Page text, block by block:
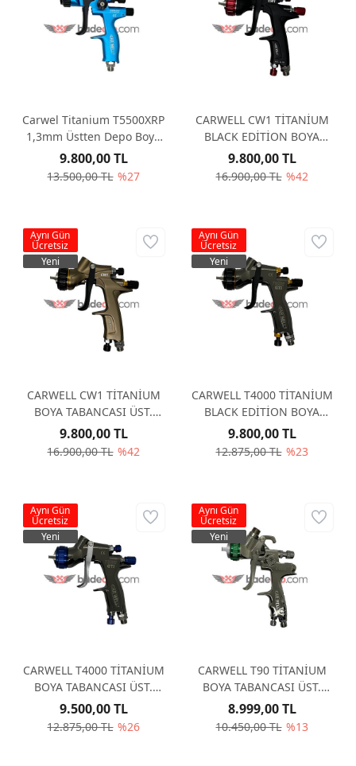
Carwel Titanium T5500XRP
1,3mm Üstten Depo Boya
Tabancası
13.500,00 TL %27
9.800,00 TL
CARWELL CW1 TİTANİUM
BLACK EDİTİON BOYA
TABANCASI ÜST. DEPO XRP
1,3 MM
16.900,00 TL %42
9.800,00 TL
CARWELL CW1 TİTANİUM
BOYA TABANCASI ÜST.
DEPO XRP 1,3 MM
16.900,00 TL %42
9.800,00 TL
Aynı Gün
Ücretsiz
Yeni
CARWELL T4000 TİTANİUM
BLACK EDİTİON BOYA
TABANCASI ÜST. DEPO HTE
1,3 MM
12.875,00 TL %23
9.800,00 TL
Aynı Gün
Ücretsiz
Yeni
CARWELL T4000 TİTANİUM
BOYA TABANCASI ÜST.
DEPO HTE 1,3 MM
12.875,00 TL %26
9.500,00 TL
Aynı Gün
Ücretsiz
Yeni
CARWELL T90 TİTANİUM
BOYA TABANCASI ÜST.
DEPO HVLP 1,3 MM
10.450,00 TL %13
8.999,00 TL
Aynı Gün
Ücretsiz
Yeni